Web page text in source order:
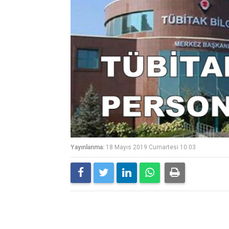
Yayınlanma: 18 Mayıs 2019 Cumartesi 10:03